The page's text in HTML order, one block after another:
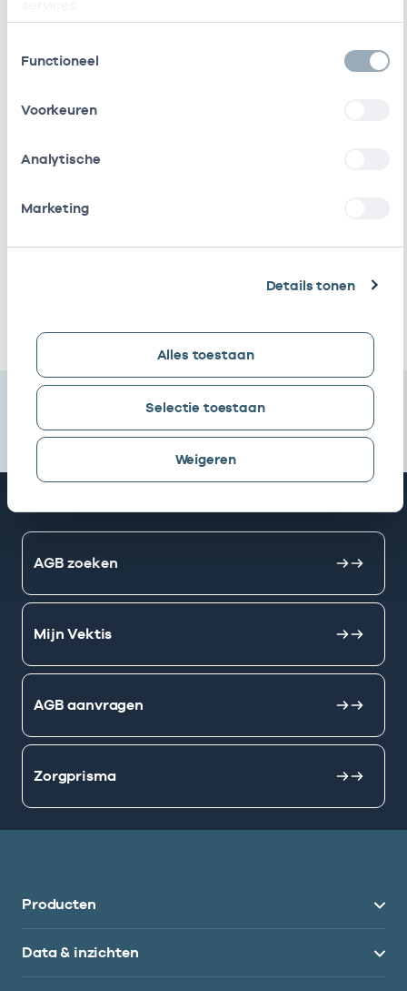
Functioneel
Voorkeuren
Analytische
Marketing
Details tonen
Alles toestaan
Selectie toestaan
Weigeren
(Dc Klinieken
Erasmus
Centrum
Stichting
Bravis
22227826 14-05-
Snel naar
AGB zoeken
Mijn Vektis
AGB aanvragen
Zorgprisma
Producten
Data & inzichten